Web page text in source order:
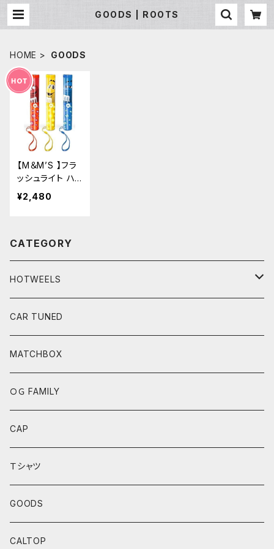
GOODS | ROOTS
HOME GOODS
【M＆M’S 】フラ
ッシュライト ハ
ロウィン チョコ
レート ペンライ
¥2,480
CATEGORY
HOTWEELS
BASIC
FAST&FURIOUS
CAR CULTURE
POP CULTURE
BOULEVARD SERIES
ANNIVERSARY SERIES
THEME AUTOMOTIVE
CAR TUNED
MATCHBOX
ＯＧ FAMILY
CAP
Ｔシャツ
GOODS
CALTOP